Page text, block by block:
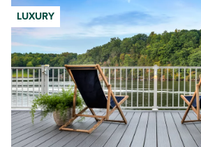
LUXURY